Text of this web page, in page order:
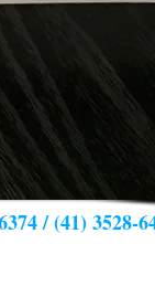
/ (41) 3528-